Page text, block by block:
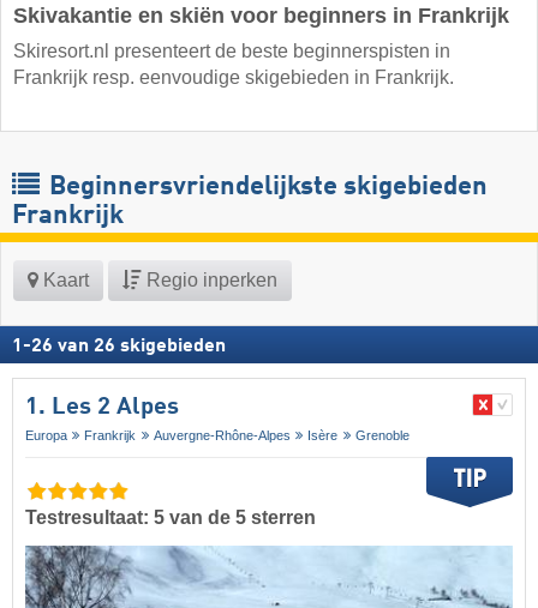
Skivakantie en skiën voor beginners in Frankrijk
Skiresort.nl presenteert de beste beginnerspisten in
Frankrijk resp. eenvoudige skigebieden in Frankrijk.
Beginnersvriendelijkste skigebieden
Frankrijk
Kaart Regio inperken
1 -26 van 26 skigebieden
1. Les 2 Alpes
Europa Frankrijk Auvergne-Rhône-Alpes Isère Grenoble
Testresultaat: 5 van de 5 sterren